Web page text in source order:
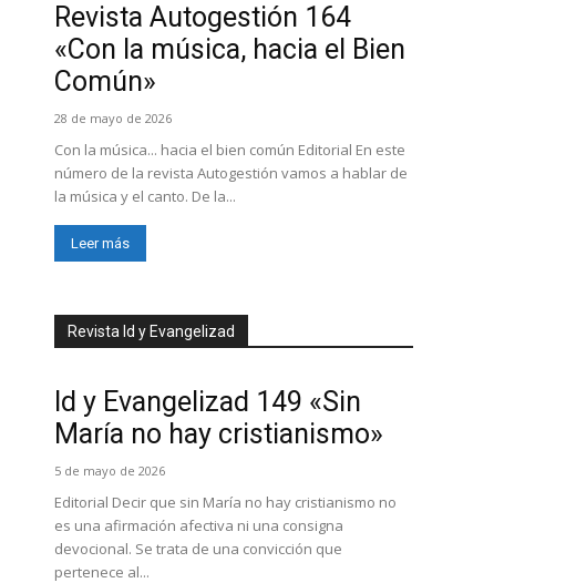
Revista Autogestión 164
«Con la música, hacia el Bien
Común»
28 de mayo de 2026
Con la música... hacia el bien común Editorial En este
número de la revista Autogestión vamos a hablar de
la música y el canto. De la...
Leer más
Revista Id y Evangelizad
Id y Evangelizad 149 «Sin
María no hay cristianismo»
5 de mayo de 2026
Editorial Decir que sin María no hay cristianismo no
es una afirmación afectiva ni una consigna
devocional. Se trata de una convicción que
pertenece al...